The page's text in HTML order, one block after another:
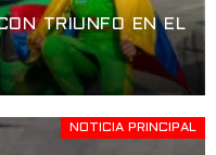
TRIUNFO EN EL
NOTICIA PRINCIPAL